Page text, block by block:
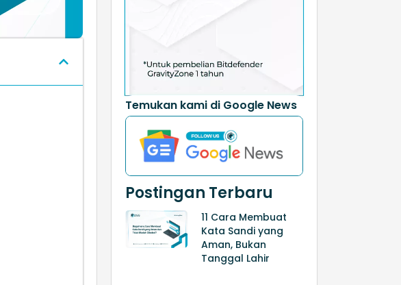
Temukan kami di Google News
Postingan Terbaru
11 Cara Membuat
Kata Sandi yang
Aman, Bukan
Tanggal Lahir